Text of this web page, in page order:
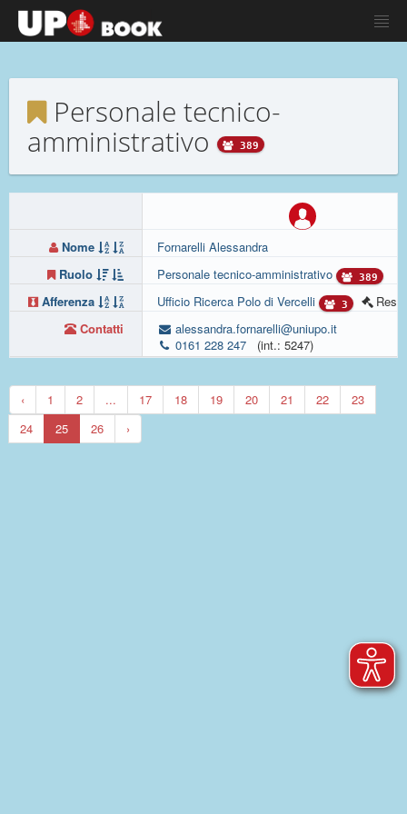
Personale tecnico-
amministrativo
389
Nome
Ruolo
Afferenza
Contatti
Fornarelli Alessandra
Personale tecnico-amministrativo
389
Ufficio Ricerca Polo di Vercelli 3
alessandra.fornarelli@uniupo.it
0161 228 247
(int.: 5247)
‹ 1 2 ... 17 18 19 20 21 22
23
24
25 26 ›